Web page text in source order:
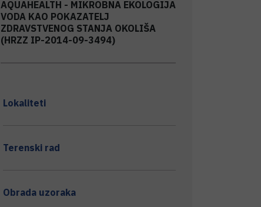
AQUAHEALTH - MIKROBNA EKOLOGIJA
VODA KAO POKAZATELJ
ZDRAVSTVENOG STANJA OKOLIŠA
(HRZZ IP-2014-09-3494)
Lokaliteti
Terenski rad
Obrada uzoraka